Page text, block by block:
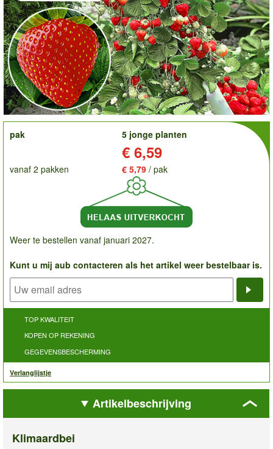
order
pak
5 jonge planten
€ 6,59
vanaf 2 pakken € 5,79 / pak
Weer te bestellen vanaf januari 2027.
Kunt u mij aub contacteren als het artikel weer bestelbaar is.
TOP KWALITEIT
KOPEN OP REKENING
GEGEVENSBESCHERMING
Verlanglijstje
Artikelbeschrijving
Klimaardbei